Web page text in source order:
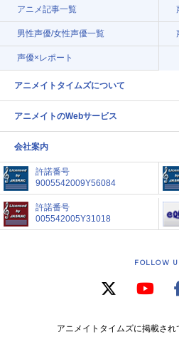
アニメ記事一覧
男性声優/女性声優一覧
声優×レポート
アニメイトタイムズについて
アニメイトのWebサービス
会社案内
許諾番号
9005542009Y56084
許諾番号
005542005Y31018
FOLLOW
アニメイトタイムズに掲載され